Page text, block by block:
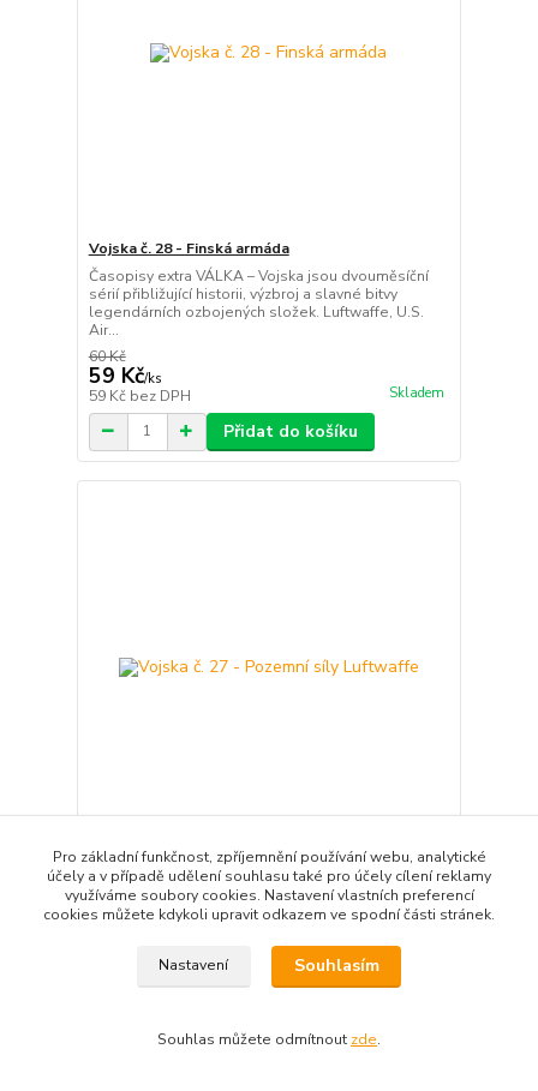
Vojska č. 28 - Finská armáda
Časopisy extra VÁLKA – Vojska jsou dvouměsíční
sérií přibližující historii, výzbroj a slavné bitvy
legendárních ozbojených složek. Luftwaffe, U.S.
Air...
60 Kč
59 Kč/ks
59 Kč bez DPH Skladem
Přidat do košíku
Vojska č. 27 - Pozemní síly Luftwaffe
Časopisy extra VÁLKA – Vojska jsou dvouměsíční
sérií přibližující historii, výzbroj a slavné bitvy
legendárních ozbojených složek. Luftwaffe, U.S.
59 Kč/ks
Přidat do košíku
Pro základní funkčnost, zpříjemnění používání webu, analytické
účely a v případě udělení souhlasu také pro účely cílení reklamy
využíváme soubory cookies. Nastavení vlastních preferencí
cookies můžete kdykoli upravit odkazem ve spodní části stránek.
Nastavení Souhlasím
Souhlas můžete odmítnout zde.